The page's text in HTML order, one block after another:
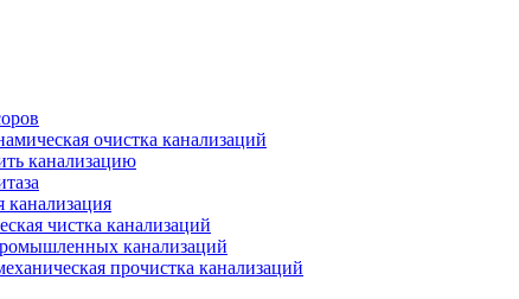
очистка канализаций
канализацию
канализация
чистка канализаций
канализаций
прочистка канализаций